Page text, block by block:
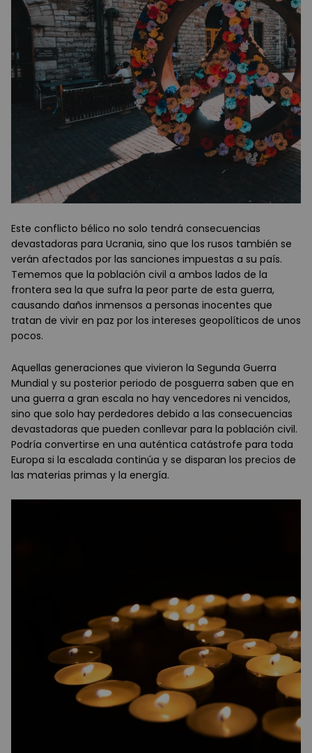
Este conflicto bélico no solo tendrá consecuencias
devastadoras para Ucrania, sino que los rusos también se
verán afectados por las sanciones impuestas a su país.
Tememos que la población civil a ambos lados de la
frontera sea la que sufra la peor parte de esta guerra,
causando daños inmensos a personas inocentes que
tratan de vivir en paz por los intereses geopolíticos de unos
pocos.
Aquellas generaciones que vivieron la Segunda Guerra
Mundial y su posterior periodo de posguerra saben que en
una guerra a gran escala no hay vencedores ni vencidos,
sino que solo hay perdedores debido a las consecuencias
devastadoras que pueden conllevar para la población civil.
Podría convertirse en una auténtica catástrofe para toda
Europa si la escalada continúa y se disparan los precios de
las materias primas y la energía.